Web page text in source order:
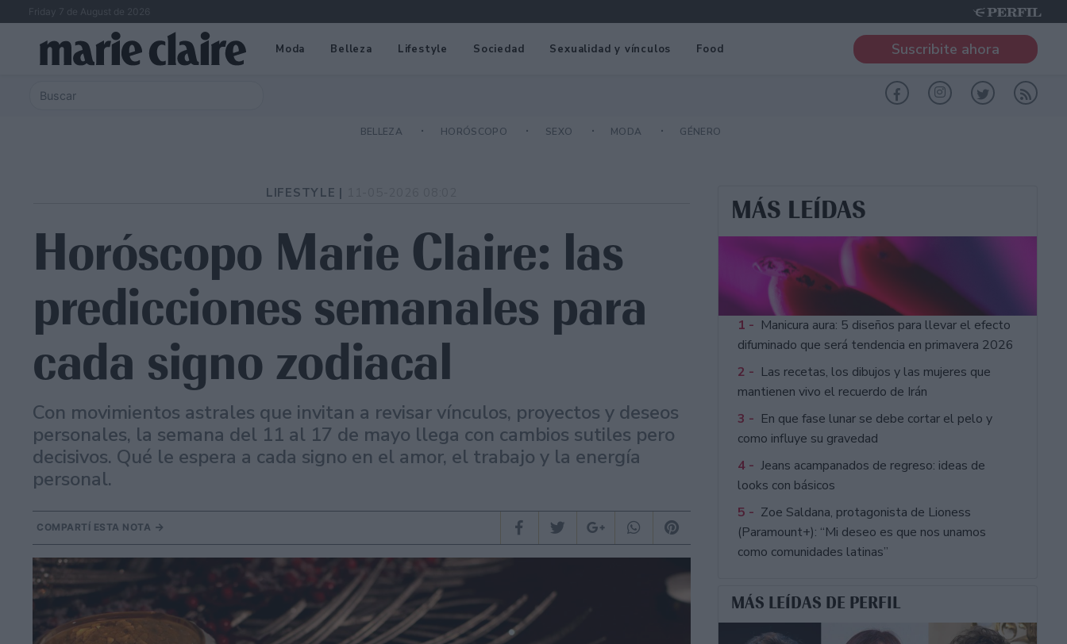
Friday 7 de August de 2026
Moda Belleza Lifestyle Sociedad Sexualidad y vínculos Food Suscribite ahora
BELLEZA HORÓSCOPO SEXO MODA GÉNERO
LIFESTYLE |
Horóscopo Marie Claire: las
predicciones semanales para
cada signo zodiacal
Con movimientos astrales que invitan a revisar vínculos, proyectos y deseos
personales, la semana del 11 al 17 de mayo llega con cambios sutiles pero
decisivos. Qué le espera a cada signo en el amor, el trabajo y la energía
personal.
COMPARTÍ ESTA NOTA
MÁS LEÍDAS
1 - Manicura aura: 5 diseños para llevar el efecto
difuminado que será tendencia en primavera 2026
2 - Las recetas, los dibujos y las mujeres que
mantienen vivo el recuerdo de Irán
3 - En que fase lunar se debe cortar el pelo y
como influye su gravedad
4 - Jeans acampanados de regreso: ideas de
looks con básicos
5 - Zoe Saldana, protagonista de Lioness
(Paramount+): “Mi deseo es que nos unamos
como comunidades latinas”
MÁS LEÍDAS DE PERFIL